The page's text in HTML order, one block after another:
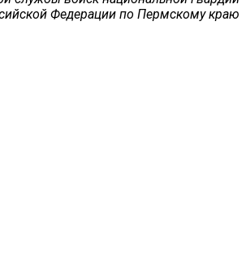
Федерации по Пермскому краю